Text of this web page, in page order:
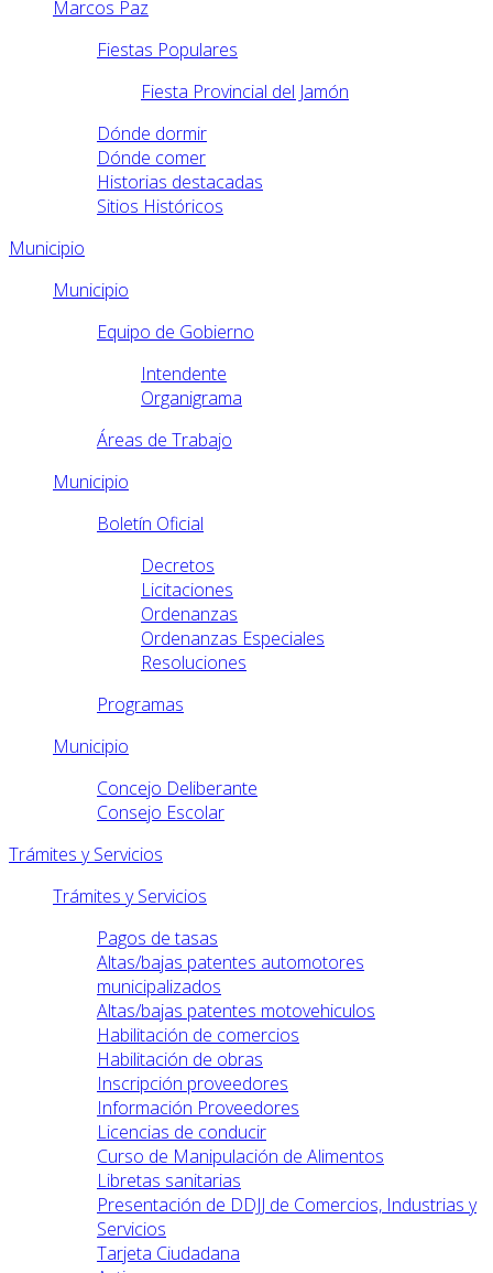
Marcos Paz
Fiestas Populares
Fiesta Provincial del Jamón
Dónde dormir
Dónde comer
Historias destacadas
Sitios Históricos
Municipio
Municipio
Equipo de Gobierno
Intendente
Organigrama
Áreas de Trabajo
Municipio
Boletín Oficial
Decretos
Licitaciones
Ordenanzas
Ordenanzas Especiales
Resoluciones
Programas
Municipio
Concejo Deliberante
Consejo Escolar
Trámites y Servicios
Trámites y Servicios
Pagos de tasas
Altas/bajas patentes automotores
municipalizados
Altas/bajas patentes motovehiculos
Habilitación de comercios
Habilitación de obras
Inscripción proveedores
Información Proveedores
Licencias de conducir
Curso de Manipulación de Alimentos
Libretas sanitarias
Presentación de DDJJ de Comercios, Industrias y
Servicios
Tarjeta Ciudadana